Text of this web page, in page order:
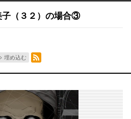
（３２）の場合③
埋め込む
RSSフィード